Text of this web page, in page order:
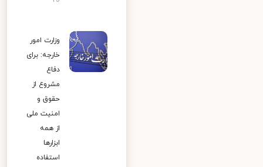
وزارت امور
خارجه: برای
دفاع
مشروع از
حقوق و
امنیت ملی
از همه
ابزارها
استفاده